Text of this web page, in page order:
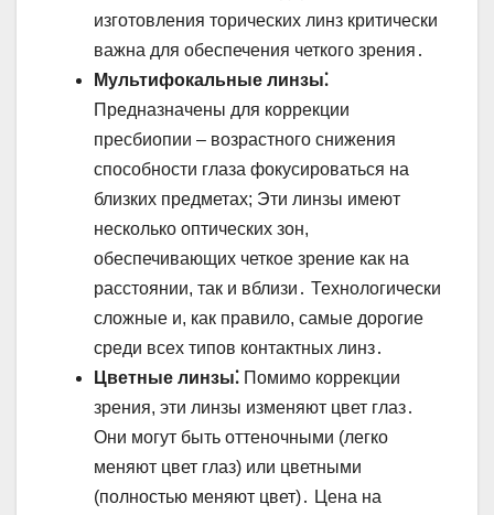
изготовления торических линз критически
важна для обеспечения четкого зрения․
Мультифокальные линзы⁚
Предназначены для коррекции
пресбиопии – возрастного снижения
способности глаза фокусироваться на
близких предметах; Эти линзы имеют
несколько оптических зон,
обеспечивающих четкое зрение как на
расстоянии, так и вблизи․ Технологически
сложные и, как правило, самые дорогие
среди всех типов контактных линз․
Цветные линзы⁚ Помимо коррекции
зрения, эти линзы изменяют цвет глаз․
Они могут быть оттеночными (легко
меняют цвет глаз) или цветными
(полностью меняют цвет)․ Цена на